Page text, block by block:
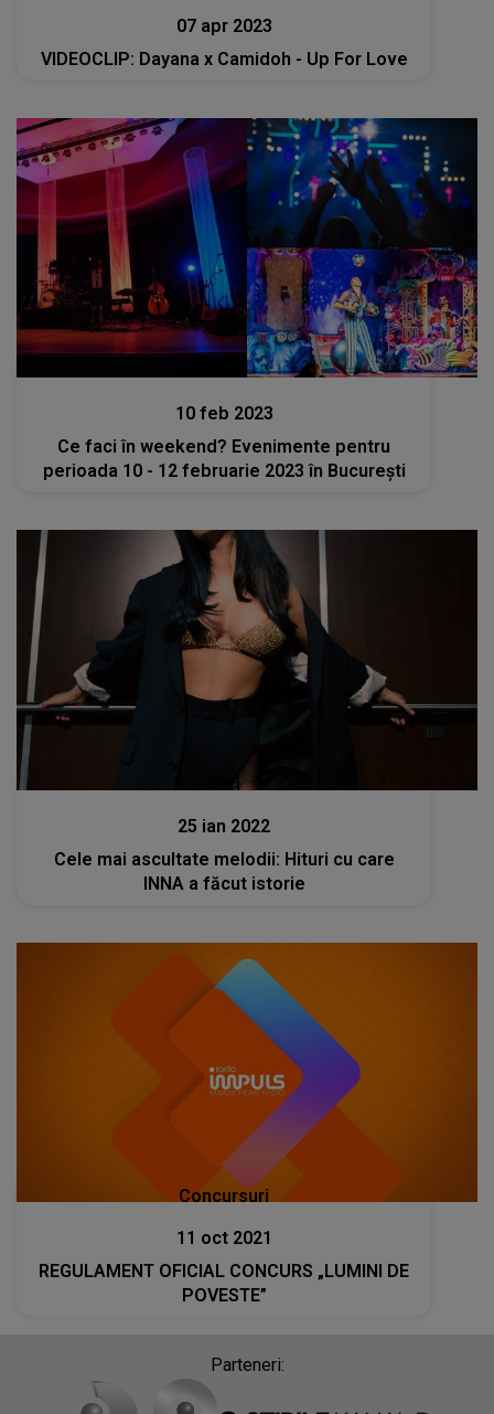
07 apr 2023
VIDEOCLIP: Dayana x Camidoh - Up For Love
10 feb 2023
Ce faci în weekend? Evenimente pentru
perioada 10 - 12 februarie 2023 în București
Stiri
25 ian 2022
Cele mai ascultate melodii: Hituri cu care
INNA a făcut istorie
Concursuri
11 oct 2021
REGULAMENT OFICIAL CONCURS „LUMINI DE
POVESTE”
Parteneri: